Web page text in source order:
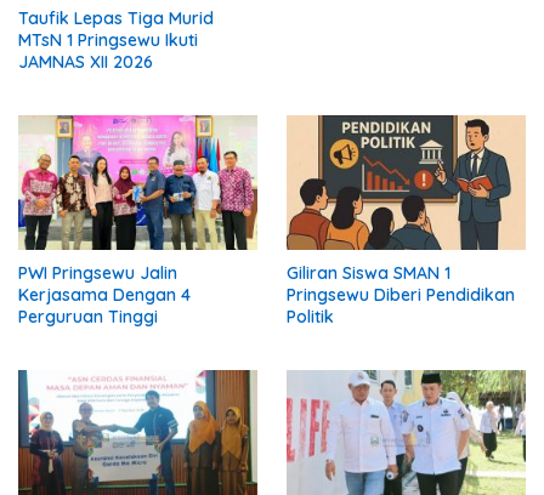
Taufik Lepas Tiga Murid
MTsN 1 Pringsewu Ikuti
JAMNAS XII 2026
PWI Pringsewu Jalin
Kerjasama Dengan 4
Perguruan Tinggi
Giliran Siswa SMAN 1
Pringsewu Diberi Pendidikan
Politik